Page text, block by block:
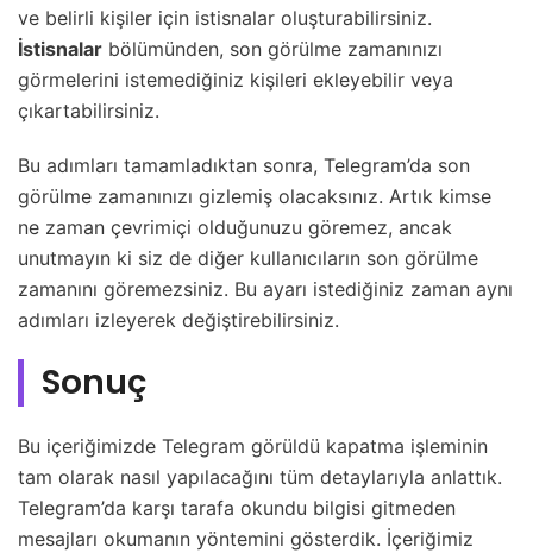
ve belirli kişiler için istisnalar oluşturabilirsiniz.
İstisnalar bölümünden, son görülme zamanınızı
görmelerini istemediğiniz kişileri ekleyebilir veya
çıkartabilirsiniz.
Bu adımları tamamladıktan sonra, Telegram’da son
görülme zamanınızı gizlemiş olacaksınız. Artık kimse
ne zaman çevrimiçi olduğunuzu göremez, ancak
unutmayın ki siz de diğer kullanıcıların son görülme
zamanını göremezsiniz. Bu ayarı istediğiniz zaman aynı
adımları izleyerek değiştirebilirsiniz.
Sonuç
Bu içeriğimizde Telegram görüldü kapatma işleminin
tam olarak nasıl yapılacağını tüm detaylarıyla anlattık.
Telegram’da karşı tarafa okundu bilgisi gitmeden
mesajları okumanın yöntemini gösterdik. İçeriğimiz